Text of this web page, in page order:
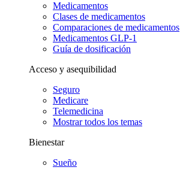
Medicamentos
Clases de medicamentos
Comparaciones de medicamentos
Medicamentos GLP-1
Guía de dosificación
Acceso y asequibilidad
Seguro
Medicare
Telemedicina
Mostrar todos los temas
Bienestar
Sueño